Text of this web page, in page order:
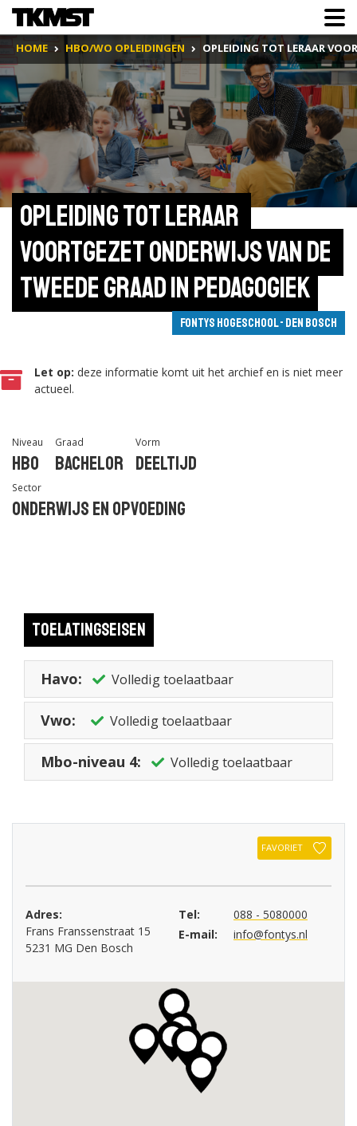
HOME HBO/WO OPLEIDINGEN OPLEIDING TOT LERAAR
Opleiding tot leraar
voortgezet onderwijs van de
tweede graad in Pedagogiek
Fontys Hogeschool - Den Bosch
Let op: deze informatie komt uit het archief en is niet meer
actueel.
Niveau
Hbo
Graad
Bachelor
Vorm
Deeltijd
Sector
Onderwijs en Opvoeding
Toelatingseisen
Havo: Volledig toelaatbaar
Vwo: Volledig toelaatbaar
Mbo-niveau 4: Volledig toelaatbaar
FAVORIET
Adres:
Frans Franssenstraat 15
5231 MG Den Bosch
Tel:
088 - 5080000
E-mail:
info@fontys.nl